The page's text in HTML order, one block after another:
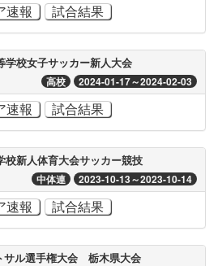
速報 試合結果
校女子サッカー新人大会
高校 2024-01-17～2024-02-03
速報 試合結果
新人体育大会サッカー競技
中体連 2023-10-13～2023-10-14
速報 試合結果
サル選手権大会 栃木県大会